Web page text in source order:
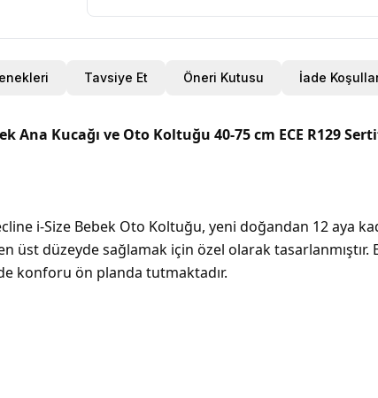
Tavsiye Et Öneri Kutusu İade
Kucağı ve Oto Koltuğu 40-75 cm ECE R129
i-Size Bebek Oto Koltuğu, yeni doğandan 12 aya
düzeyde sağlamak için özel olarak tasarlanmıştır.
konforu ön planda tutmaktadır.